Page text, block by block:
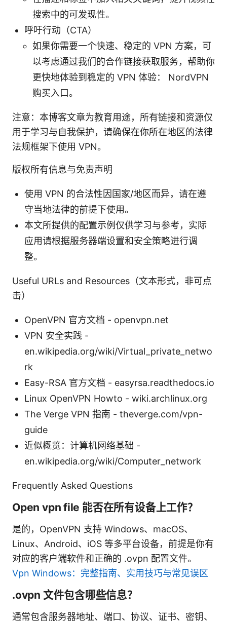
搜索中的可发现性。
呼吁行动（CTA）
如果你需要一个快速、稳定的 VPN 方案，可
以考虑通过我们的合作链接获取服务，帮助你
更快地体验到稳定的 VPN 体验： NordVPN
购买入口。
注意：本博客文章为教育用途，所有链接和资源仅
用于学习与自我保护，请确保在你所在地区的法律
法规框架下使用 VPN。
版权所有信息与免责声明
使用 VPN 的合法性因国家/地区而异，请在遵
守当地法律的前提下使用。
本文所提供的配置示例仅供学习与参考，实际
应用请根据服务器端设置和安全策略进行调
整。
Useful URLs and Resources（文本形式，非可点
击）
OpenVPN 官方文档 - openvpn.net
VPN 安全实践 -
en.wikipedia.org/wiki/Virtual_private_netwo
rk
Easy-RSA 官方文档 - easyrsa.readthedocs.io
Linux OpenVPN Howto - wiki.archlinux.org
The Verge VPN 指南 - theverge.com/vpn-
guide
近似概览：计算机网络基础 -
en.wikipedia.org/wiki/Computer_network
Frequently Asked Questions
Open vpn file 能否在所有设备上工作？
是的，OpenVPN 支持 Windows、macOS、
Linux、Android、iOS 等多平台设备，前提是你有
对应的客户端软件和正确的 .ovpn 配置文件。
Vpn Windows：完整指南、实用技巧与常见误区
.ovpn 文件包含哪些信息？
通常包含服务器地址、端口、协议、证书、密钥、